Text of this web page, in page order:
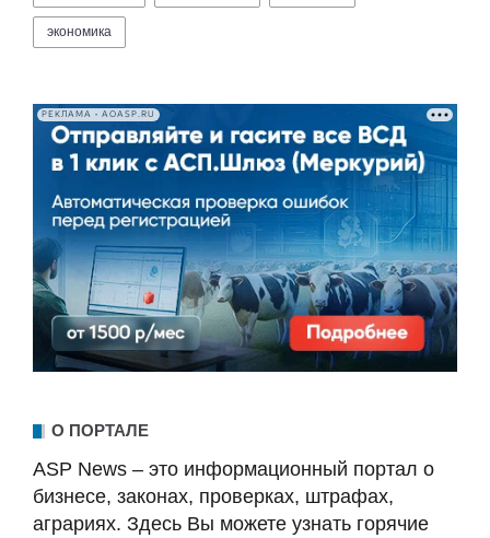
экономика
РЕКЛАМА • AOASP.RU
О ПОРТАЛЕ
ASP News – это информационный портал о
бизнесе, законах, проверках, штрафах,
аграриях. Здесь Вы можете узнать горячие